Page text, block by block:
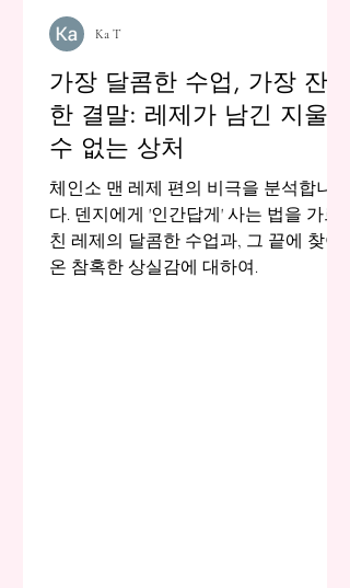
가장 달콤한 수업, 가장 잔혹
한 결말: 레제가 남긴 지울
수 없는 상처
체인소 맨 레제 편의 비극을 분석합니
다. 덴지에게 '인간답게' 사는 법을 가르
친 레제의 달콤한 수업과, 그 끝에 찾아
온 참혹한 상실감에 대하여.
Ka T